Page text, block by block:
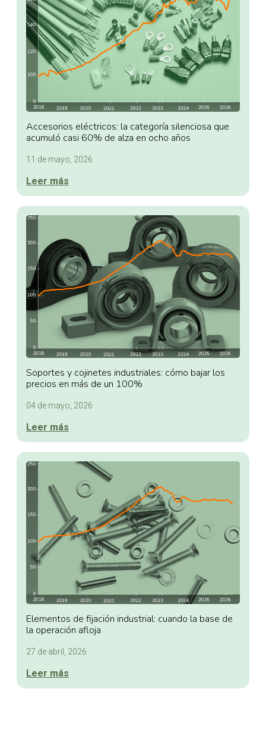
Accesorios eléctricos: la categoría silenciosa que
acumuló casi 60% de alza en ocho años
11 de mayo, 2026
Leer más
Soportes y cojinetes industriales: cómo bajar los
precios en más de un 100%
04 de mayo, 2026
Leer más
Elementos de fijación industrial: cuando la base de
la operación afloja
27 de abril, 2026
Leer más